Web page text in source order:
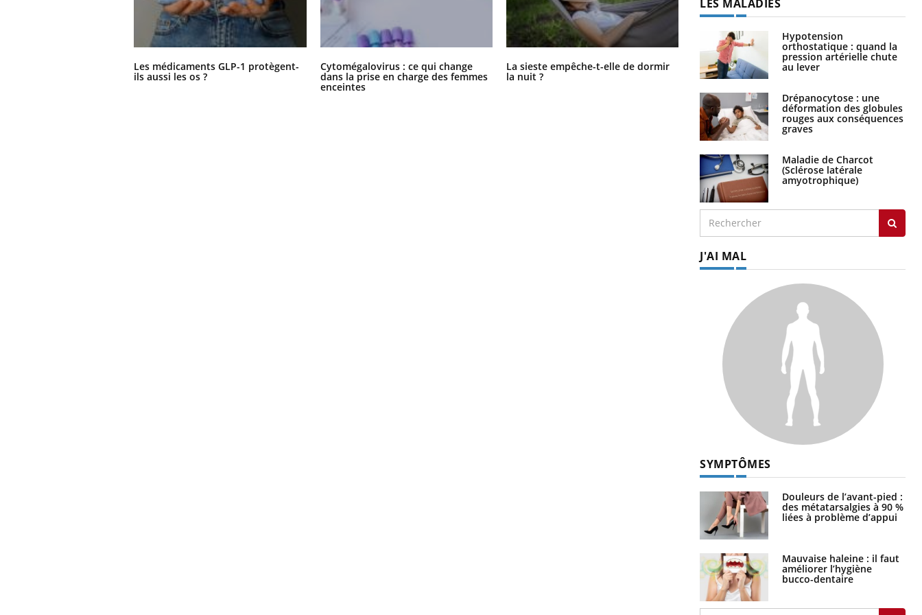
Les médicaments GLP-1 protègent-
ils aussi les os ?
Cytomégalovirus : ce qui change
dans la prise en charge des femmes
enceintes
La sieste empêche-t-elle de dormir
la nuit ?
VIH : la fin du comprimé tous les
jours se profile-t-elle enfin ?
LES MALADIES
Hypotension
orthostatique : quand la
pression artérielle chute
au lever
Drépanocytose : une
déformation des globules
rouges aux conséquences
graves
Maladie de Charcot
(Sclérose latérale
amyotrophique)
J'AI MAL
SYMPTÔMES
Douleurs de l’avant-pied :
des métatarsalgies à 90 %
liées à problème d’appui
Mauvaise haleine : il faut
améliorer l’hygiène
bucco-dentaire